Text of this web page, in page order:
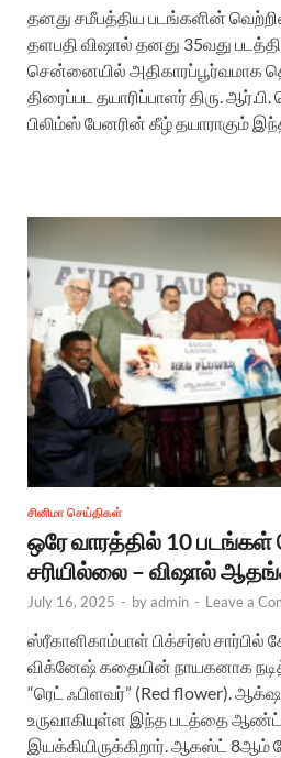
தனது சமீபத்திய படங்களின்
தளபதி விஷால் தனது 35வது
சென்னையில் அதிகாரப்பூர்வமாக
திரைப்பட தயாரிப்பாளர் திரு.
பிலிம்ஸ் பேனரின் கீழ் தயாராகும்
சினிமா செய்திகள்
ஒரே வாரத்தில் 10 படங்கள்
சரியில்லை – விஷால்
July 16, 2025 - byadmin - Leave a
ஸ்ரீகாளிகாம்பாள் பிக்சர்ஸ் சார்பில்
விக்னேஷ் கதையின் நாயகனாக
“ரெட் ஃபிளவர்” (Red flower).
உருவாகியுள்ள இந்த படத்தை
இயக்கியிருக்கிறார். ஆகஸ்ட் 8ஆம்